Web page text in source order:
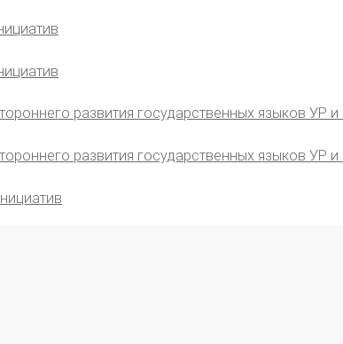
развития государственных языков УР
развития государственных языков УР